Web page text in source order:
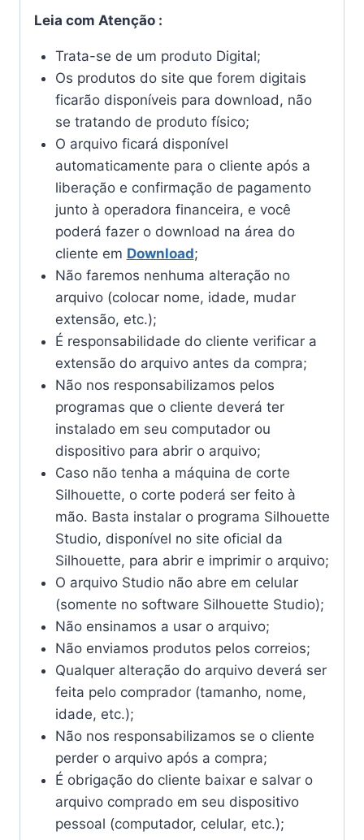
Leia com Atenção :
Trata-se de um produto Digital;
Os produtos do site que forem digitais
ficarão disponíveis para download, não
se tratando de produto físico;
O arquivo ficará disponível
automaticamente para o cliente após a
liberação e confirmação de pagamento
junto à operadora financeira, e você
poderá fazer o download na área do
cliente em Download;
Não faremos nenhuma alteração no
arquivo (colocar nome, idade, mudar
extensão, etc.);
É responsabilidade do cliente verificar a
extensão do arquivo antes da compra;
Não nos responsabilizamos pelos
programas que o cliente deverá ter
instalado em seu computador ou
dispositivo para abrir o arquivo;
Caso não tenha a máquina de corte
Silhouette, o corte poderá ser feito à
mão. Basta instalar o programa Silhouette
Studio, disponível no site oficial da
Silhouette, para abrir e imprimir o arquivo;
O arquivo Studio não abre em celular
(somente no software Silhouette Studio);
Não ensinamos a usar o arquivo;
Não enviamos produtos pelos correios;
Qualquer alteração do arquivo deverá ser
feita pelo comprador (tamanho, nome,
idade, etc.);
Não nos responsabilizamos se o cliente
perder o arquivo após a compra;
É obrigação do cliente baixar e salvar o
arquivo comprado em seu dispositivo
pessoal (computador, celular, etc.);